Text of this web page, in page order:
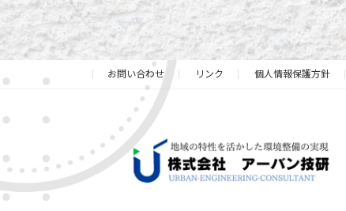
お問い合わせ リンク 個人情報保護方針